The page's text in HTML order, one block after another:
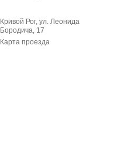
Кривой Рог, ул. Леонида
Бородича, 17
Карта проезда